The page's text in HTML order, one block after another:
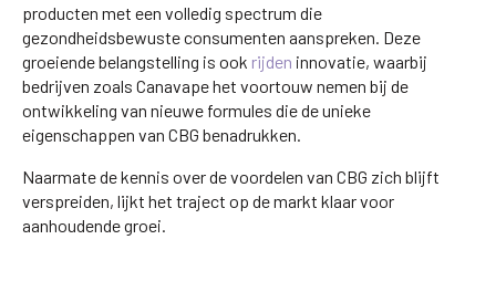
producten met een volledig spectrum die
gezondheidsbewuste consumenten aanspreken. Deze
groeiende belangstelling is ook rijden innovatie, waarbij
bedrijven zoals Canavape het voortouw nemen bij de
ontwikkeling van nieuwe formules die de unieke
eigenschappen van CBG benadrukken.
Naarmate de kennis over de voordelen van CBG zich blijft
verspreiden, lijkt het traject op de markt klaar voor
aanhoudende groei.